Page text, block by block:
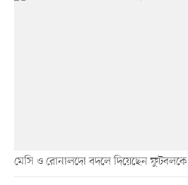
মেসি ও রোনালদো বদলে দিয়েছেন ফুটবলকে